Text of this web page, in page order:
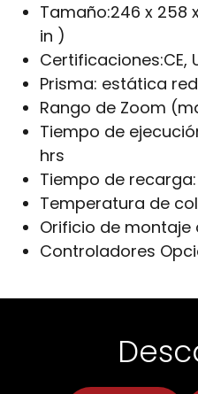
Tamaño:246 x 258 x
in )
Certificaciones:CE,
Prisma: estática
Rango de Zoom
Tiempo de
hrs
Tiempo de recarga:
Temperatura de
Orificio de montaje
Controladores